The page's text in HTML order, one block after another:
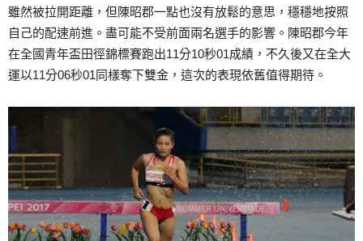
雖然被拉開距離，但陳昭郡一點也沒有放鬆的意思，穩穩地按照
自己的配速前進。盡可能不受前面兩名選手的影響。陳昭郡今年
在全國青年盃田徑錦標賽跑出11分10秒01成績，不久後又在全大
運以11分06秒01同樣奪下雙金，這次的表現依舊值得期待。